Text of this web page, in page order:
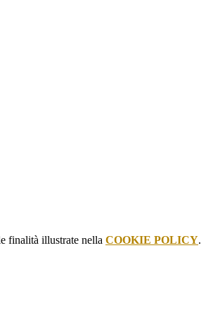
finalità illustrate nella COOKIE POLICY.